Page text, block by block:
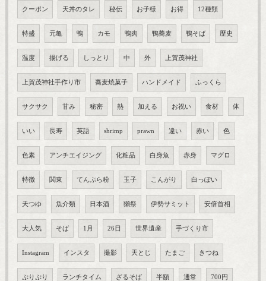
クーポン 天丼のタレ 秘伝 お子様 お得 12種類
特盛 元亀 鴨 カモ 鴨肉 鴨蕎麦 鴨そば 歴史
温度 揚げる しっとり 中 外 上賀茂神社
上賀茂神社手作り市 蕎麦焼菓子 ハンドメイド ふっくら
サクサク 甘み 秘密 熱 加える お祝い 食材 体
いい 長寿 英語 shrimp prawn 違い 赤い 色
色素 アンチエイジング 化粧品 白身魚 赤身 マグロ
特徴 関東 てんぷら粉 玉子 こんがり 白っぽい
天つゆ 魚介類 日本酒 獺祭 伊勢サミット 安倍首相
大人気 そば 1月 26日 世界遺産 手づくり市
Instagram インスタ 撮影 天とじ たまご きつね
ぷりぷり ランチタイム ざるそば 半額 通常 700円